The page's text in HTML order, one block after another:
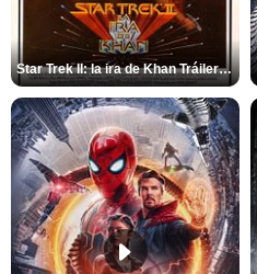
Star Trek II: la ira de Khan Tráiler VO